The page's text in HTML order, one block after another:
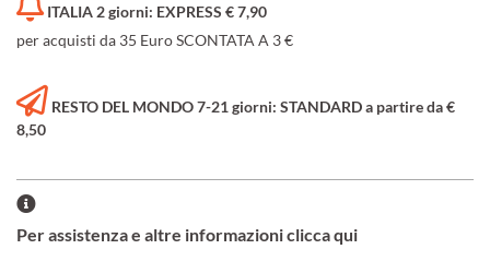
ITALIA 2 giorni: EXPRESS € 7,90
per acquisti da 35 Euro SCONTATA A 3 €
RESTO DEL MONDO 7-21 giorni: STANDARD a partire da €
8,50
Per assistenza e altre informazioni clicca qui